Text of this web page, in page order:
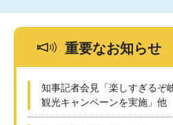
重要なお知らせ
知事記者会見「楽しすぎるぞ
観光キャンペーンを実施」他